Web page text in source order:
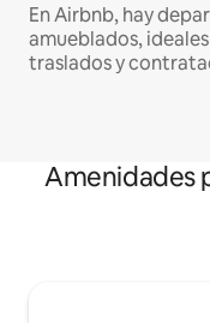
En Airbnb, hay
amueblados,
traslados y
Amenidades